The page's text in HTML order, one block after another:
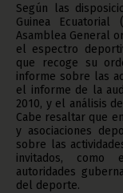
Según las
Guinea Ecuatorial
Asamblea General
el espectro
que recoge su
informe sobre las
el informe de la
2010, y el análisis
Cabe resaltar que
y asociaciones
sobre las
invitados, como
autoridades
del deporte.